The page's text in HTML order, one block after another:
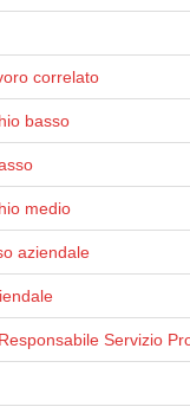
correlato
basso
medio
aziendale
Servizio